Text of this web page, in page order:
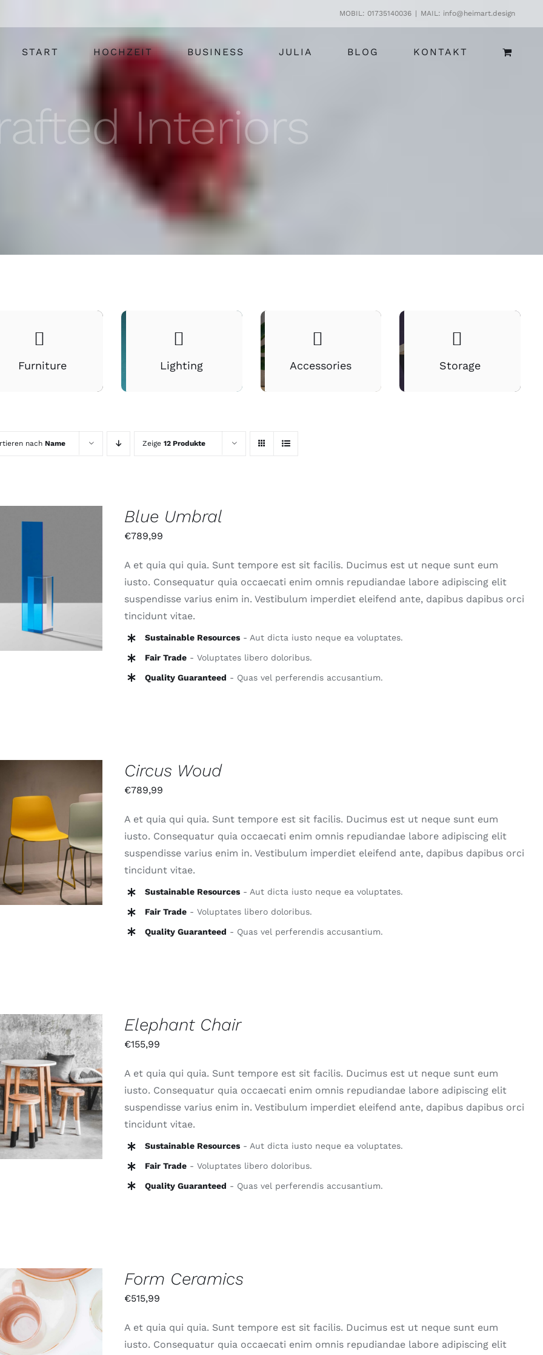
MOBIL: 01735140036 MAIL: info@heimart.design
START HOCHZEIT BUSINESS JULIA BLOG KONTAKT
Interiors
Furniture Lighting Accessories Storage
nach Name Zeige 12 Produkte
DEN WARENKORB
Blue Umbral
€789,99
A et quia qui quia. Sunt tempore est sit facilis. Ducimus est ut neque sunt eum
iusto. Consequatur quia occaecati enim omnis repudiandae labore adipiscing elit
suspendisse varius enim in. Vestibulum imperdiet eleifend ante, dapibus dapibus orci
tincidunt vitae.
Sustainable Resources - Aut dicta iusto neque ea voluptates.
Fair Trade - Voluptates libero doloribus.
Quality Guaranteed - Quas vel perferendis accusantium.
DEN WARENKORB
/
QUICK VIEW
Circus Woud
€789,99
A et quia qui quia. Sunt tempore est sit facilis. Ducimus est ut neque sunt eum
iusto. Consequatur quia occaecati enim omnis repudiandae labore adipiscing elit
suspendisse varius enim in. Vestibulum imperdiet eleifend ante, dapibus dapibus orci
tincidunt vitae.
Sustainable Resources - Aut dicta iusto neque ea voluptates.
Fair Trade - Voluptates libero doloribus.
Quality Guaranteed - Quas vel perferendis accusantium.
DEN WARENKORB
/
QUICK VIEW
Elephant Chair
€155,99
A et quia qui quia. Sunt tempore est sit facilis. Ducimus est ut neque sunt eum
iusto. Consequatur quia occaecati enim omnis repudiandae labore adipiscing elit
suspendisse varius enim in. Vestibulum imperdiet eleifend ante, dapibus dapibus orci
tincidunt vitae.
Sustainable Resources - Aut dicta iusto neque ea voluptates.
Fair Trade - Voluptates libero doloribus.
Quality Guaranteed - Quas vel perferendis accusantium.
DEN WARENKORB
QUICK VIEW
Form Ceramics
€515,99
A et quia qui quia. Sunt tempore est sit facilis. Ducimus est ut neque sunt eum
iusto. Consequatur quia occaecati enim omnis repudiandae labore adipiscing elit